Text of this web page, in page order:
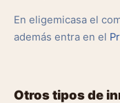
En eligemicasa el
además entra en el
Otros tipos de